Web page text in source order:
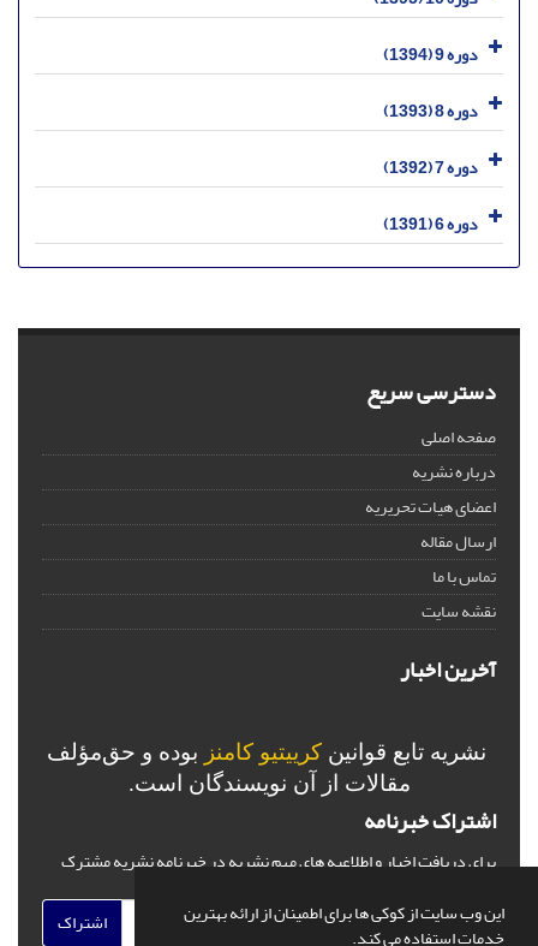
این وب سایت از کوکی ها برای اطمینان از ارائه بهترین
خدمات استفاده می کند.
دوره 9 (1394)
دوره 8 (1393)
دوره 7 (1392)
دوره 6 (1391)
دسترسی سریع
صفحه اصلی
درباره نشریه
اعضای هیات تحریریه
ارسال مقاله
تماس با ما
نقشه سایت
آخرین اخبار
نشریه تابع قوانین کرییتیو کامنز بوده و حق‌مؤلف
مقالات از آن نویسندگان است.
اشتراک خبرنامه
برای دریافت اخبار و اطلاعیه های مهم نشریه در خبرنامه نشریه مشترک
اشتراک